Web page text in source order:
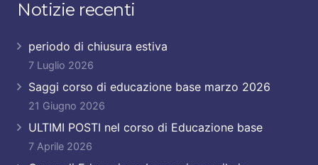
Notizie recenti
periodo di chiusura estiva
7 Luglio 2026
Saggi corso di educazione base marzo 2026
21 Giugno 2026
ULTIMI POSTI nel corso di Educazione base
7 Aprile 2026